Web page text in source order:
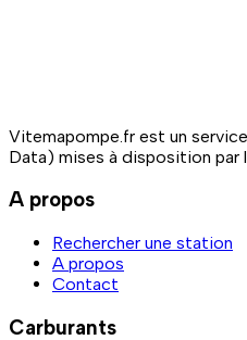
Vitemapompe.fr est un
Data) mises à disposition
A propos
Rechercher une station
A propos
Contact
Carburants